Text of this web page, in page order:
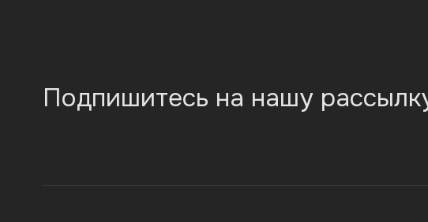
Подпишитесь на нашу